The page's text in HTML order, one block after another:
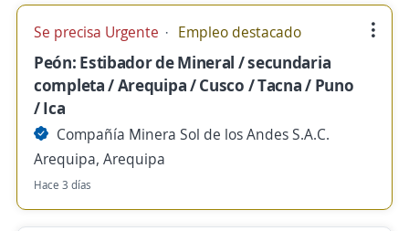
Se precisa Urgente Empleo destacado
Peón: Estibador de Mineral / secundaria
completa / Arequipa / Cusco / Tacna / Puno
/ Ica
Compañía Minera Sol de los Andes S.A.C.
Arequipa, Arequipa
Hace 3 días